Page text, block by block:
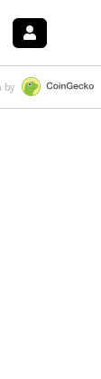
HYPE
by